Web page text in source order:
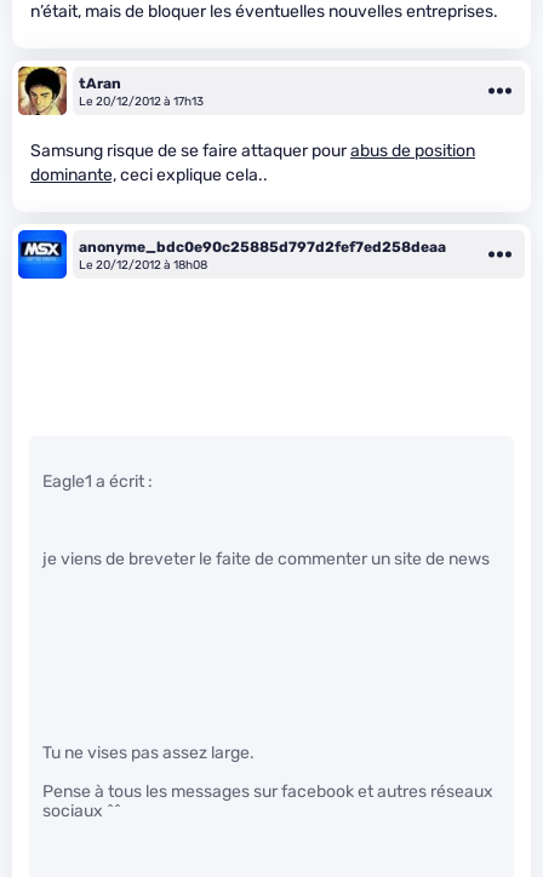
n’était, mais de bloquer les éventuelles nouvelles entreprises.
tAran
Le 20/12/2012 à 17h13
Samsung risque de se faire attaquer pourabus de position
dominante,ceci explique cela..
anonyme_bdc0e90c25885d797d2fef7ed258deaa
Le 20/12/2012 à 18h08
Eagle1 a écrit :
je viens de breveter le faite de commenter un site de news
Tu ne vises pas assez large.
Pense à tous les messages sur facebook et autres réseaux
sociaux ^^